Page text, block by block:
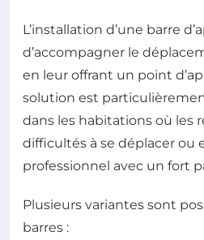
L’installation d’une barre
d’accompagner le
en leur offrant un point
solution est
dans les habitations où les
difficultés à se déplacer ou
professionnel avec un fort
Plusieurs variantes sont
barres :